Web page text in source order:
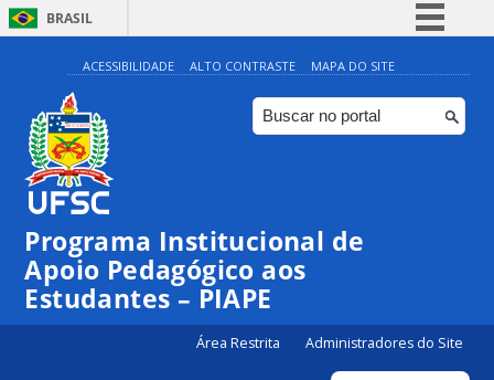
BRASIL
Simplifique!
Comunica BR
Participe
Canais
ACESSIBILIDADE ALTO CONTRASTE MAPA DO SITE
Programa Institucional de
Apoio Pedagógico aos
Estudantes – PIAPE
Área Restrita Administradores do Site